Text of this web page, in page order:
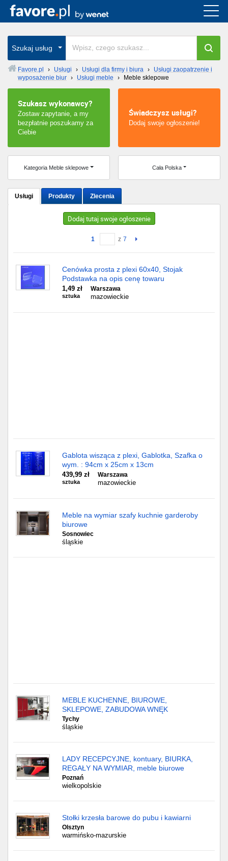
Szukaj usług
Favore.pl › Usługi › Usługi dla firmy i biura ›
Usługi zaopatrzenie i
wyposażenie biur › Usługi meble › Meble sklepowe
Szukasz wykonawcy?
Zostaw zapytanie, a my
bezpłatnie poszukamy za
Ciebie
Świadczysz usługi?
Dodaj swoje ogłoszenie!
Kategoria Meble sklepowe Cała Polska
Usługi Produkty Zlecenia
Dodaj tutaj swoje ogłoszenie
1 z 7
Cenówka prosta z plexi 60x40, Stojak
Podstawka na opis cenę towaru
1,49 zł
sztuka
Warszawa
mazowieckie
Gablota wisząca z plexi, Gablotka, Szafka o
wym. : 94cm x 25cm x 13cm
439,99 zł
sztuka
Warszawa
mazowieckie
Meble na wymiar szafy kuchnie garderoby
biurowe
Sosnowiec
śląskie
MEBLE KUCHENNE, BIUROWE,
SKLEPOWE, ZABUDOWA WNĘK
Tychy
śląskie
LADY RECEPCYJNE, kontuary, BIURKA,
REGAŁY NA WYMIAR, meble biurowe
Poznań
wielkopolskie
Stołki krzesła barowe do pubu i kawiarni
Olsztyn
warmińsko-mazurskie
Cała Polska
wszystkie w całym kraju
Wrocław
Kraków
Poznań
Łódź
Katowice
Chorzów
Częstochowa
Sosnowiec